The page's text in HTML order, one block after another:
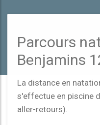
Parcours
Benjamins
La distance en
s'effectue en piscine
aller-retours).